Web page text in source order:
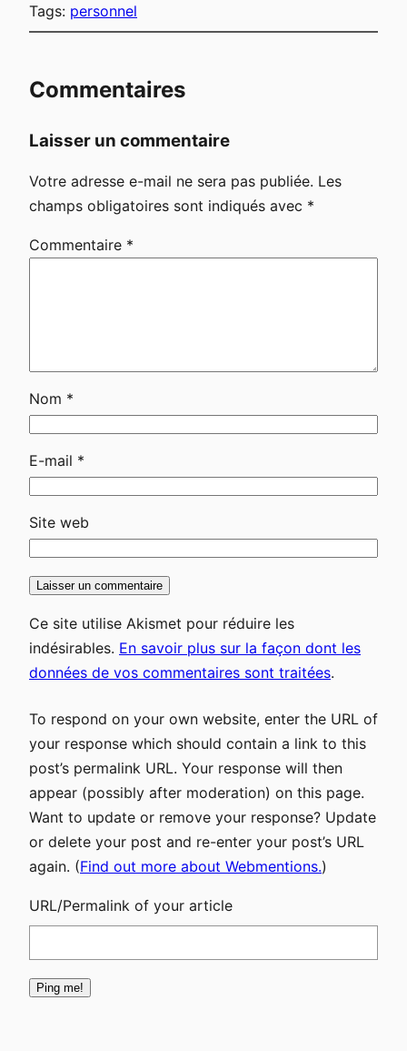
Tags: personnel
Commentaires
Laisser un commentaire
Votre adresse e-mail ne sera pas publiée. Les
champs obligatoires sont indiqués avec *
Commentaire *
Nom *
E-mail *
Site web
Ce site utilise Akismet pour réduire les
indésirables. En savoir plus sur la façon dont les
données de vos commentaires sont traitées.
To respond on your own website, enter the URL of
your response which should contain a link to this
post’s permalink URL. Your response will then
appear (possibly after moderation) on this page.
Want to update or remove your response? Update
or delete your post and re-enter your post’s URL
again. (Find out more about Webmentions.)
URL/Permalink of your article